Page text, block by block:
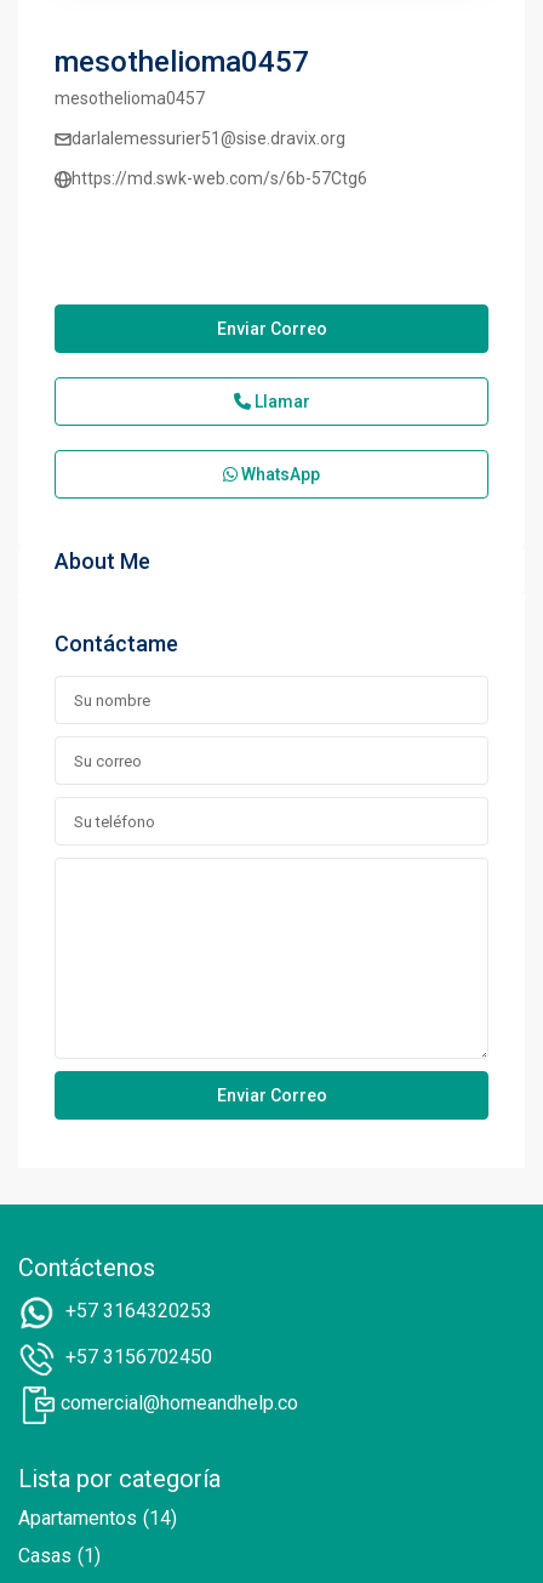
mesothelioma0457
mesothelioma0457
darlalemessurier51@sise.dravix.org
https://md.swk-web.com/s/6b-57Ctg6
Enviar Correo
Llamar
WhatsApp
About Me
Contáctame
Contáctenos
+57 3164320253
+57 3156702450
comercial@homeandhelp.co
Lista por categoría
Apartamentos (14)
Casas (1)